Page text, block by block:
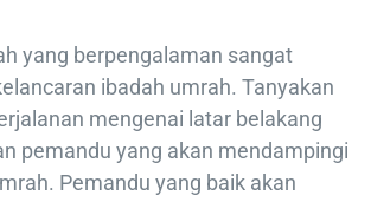
yang berpengalaman sangat
ibadah umrah. Tanyakan
mengenai latar belakang
pemandu yang akan mendampingi
Pemandu yang baik akan